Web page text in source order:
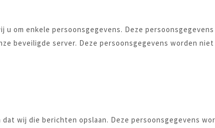
u om enkele persoonsgegevens. Deze
beveiligde server. Deze persoonsgegevens worden
wij die berichten opslaan. Deze persoonsgegevens